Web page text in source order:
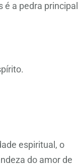
a pedra principal
espiritual, o
do amor de